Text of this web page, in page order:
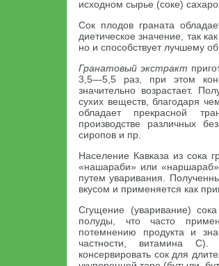
исходном сырье (соке)
Сок плодов граната
диетическое значение, так
но и способствует лучшему
Гранатовый экстракт
3,5—5,5 раз, при этом
значительно возрастает.
сухих веществ, благодаря
обладает прекрасной
производстве различных
сиропов и пр.
Население Кавказа из сока
«нашараби» или
путем уваривания.
вкусом и применяется как
Сгущение (уваривание)
полуды, что часто
потемнению продукта и
частности, витамина С).
консервировать сок для